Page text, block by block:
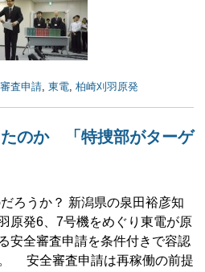
査申請, 東電, 柏崎刈羽原発
のか 「特捜部がターゲ
うか？ 新潟県の泉田裕彦知
原発6、7号機をめぐり東電が原
安全審査申請を条件付きで容認
安全審査申請は再稼働の前提